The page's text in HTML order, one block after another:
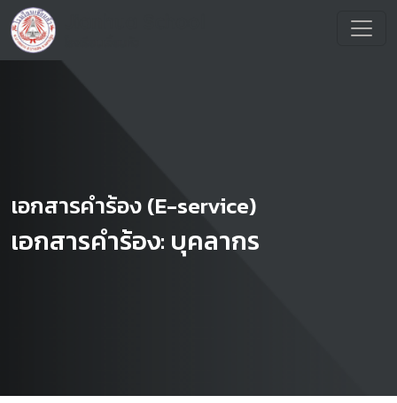
เอกสารคำร้อง (E-service)
เอกสารคำร้อง: บุคลากร